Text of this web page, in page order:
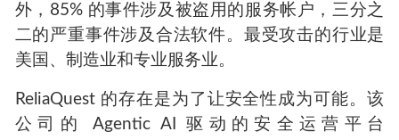
外，85% 的事件涉及被盗用的服务帐户，三分之
二的严重事件涉及合法软件。最受攻击的行业是
美国、制造业和专业服务业。
ReliaQuest 的存在是为了让安全性成为可能。该
公司的 Agentic AI 驱动的安全运营平台